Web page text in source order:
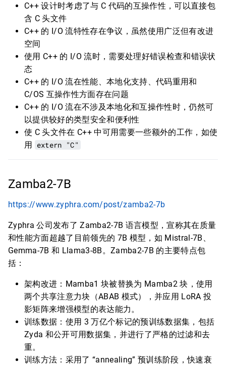
C++ 设计时考虑了与 C 代码的互操作性，可以直接包
含 C 头文件
C++ 的 I/O 流特性存在争议，虽然使用广泛但有改进
空间
使用 C++ 的 I/O 流时，需要处理好错误检查和错误状
态
C++ 的 I/O 流在性能、本地化支持、代码重用和
C/OS 互操作性方面存在问题
C++ 的 I/O 流在不涉及本地化和互操作性时，仍然可
以提供较好的类型安全和便利性
使 C 头文件在 C++ 中可用需要一些额外的工作，如使
用 extern "C"
Zamba2-7B
https://www.zyphra.com/post/zamba2-7b
Zyphra 公司发布了 Zamba2-7B 语言模型，宣称其在质量
和性能方面超越了目前领先的 7B 模型，如 Mistral-7B、
Gemma-7B 和 Llama3-8B。Zamba2-7B 的主要特点包
括：
架构改进：Mamba1 块被替换为 Mamba2 块，使用
两个共享注意力块（ABAB 模式），并应用 LoRA 投
影矩阵来增强模型的表达能力。
训练数据：使用 3 万亿个标记的预训练数据集，包括
Zyda 和公开可用数据集，并进行了严格的过滤和去
重。
训练方法：采用了 “annealing” 预训练阶段，快速衰